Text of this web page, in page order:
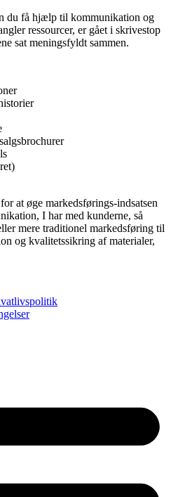
du få hjælp til kommunikation og
ressourcer, er gået i skrivestop
sat meningsfyldt sammen.
at øge markedsførings-indsatsen
I har med kunderne, så
mere traditionel markedsføring til
og kvalitetssikring af materialer,